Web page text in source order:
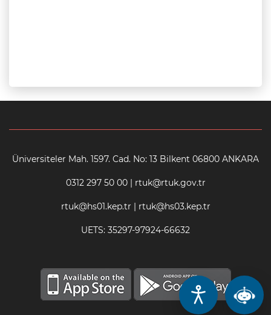
Üniversiteler Mah. 1597. Cad. No: 13 Bilkent 06800 ANKARA
0312 297 50 00 | rtuk@rtuk.gov.tr
rtuk@hs01.kep.tr | rtuk@hs03.kep.tr
UETS: 35297-97924-66632